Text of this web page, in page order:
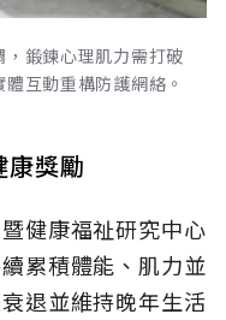
鍛鍊心理肌力需打破
互動重構防護網絡。
康獎勵
健康福祉研究中心
累積體能、肌力並
退並維持晚年生活